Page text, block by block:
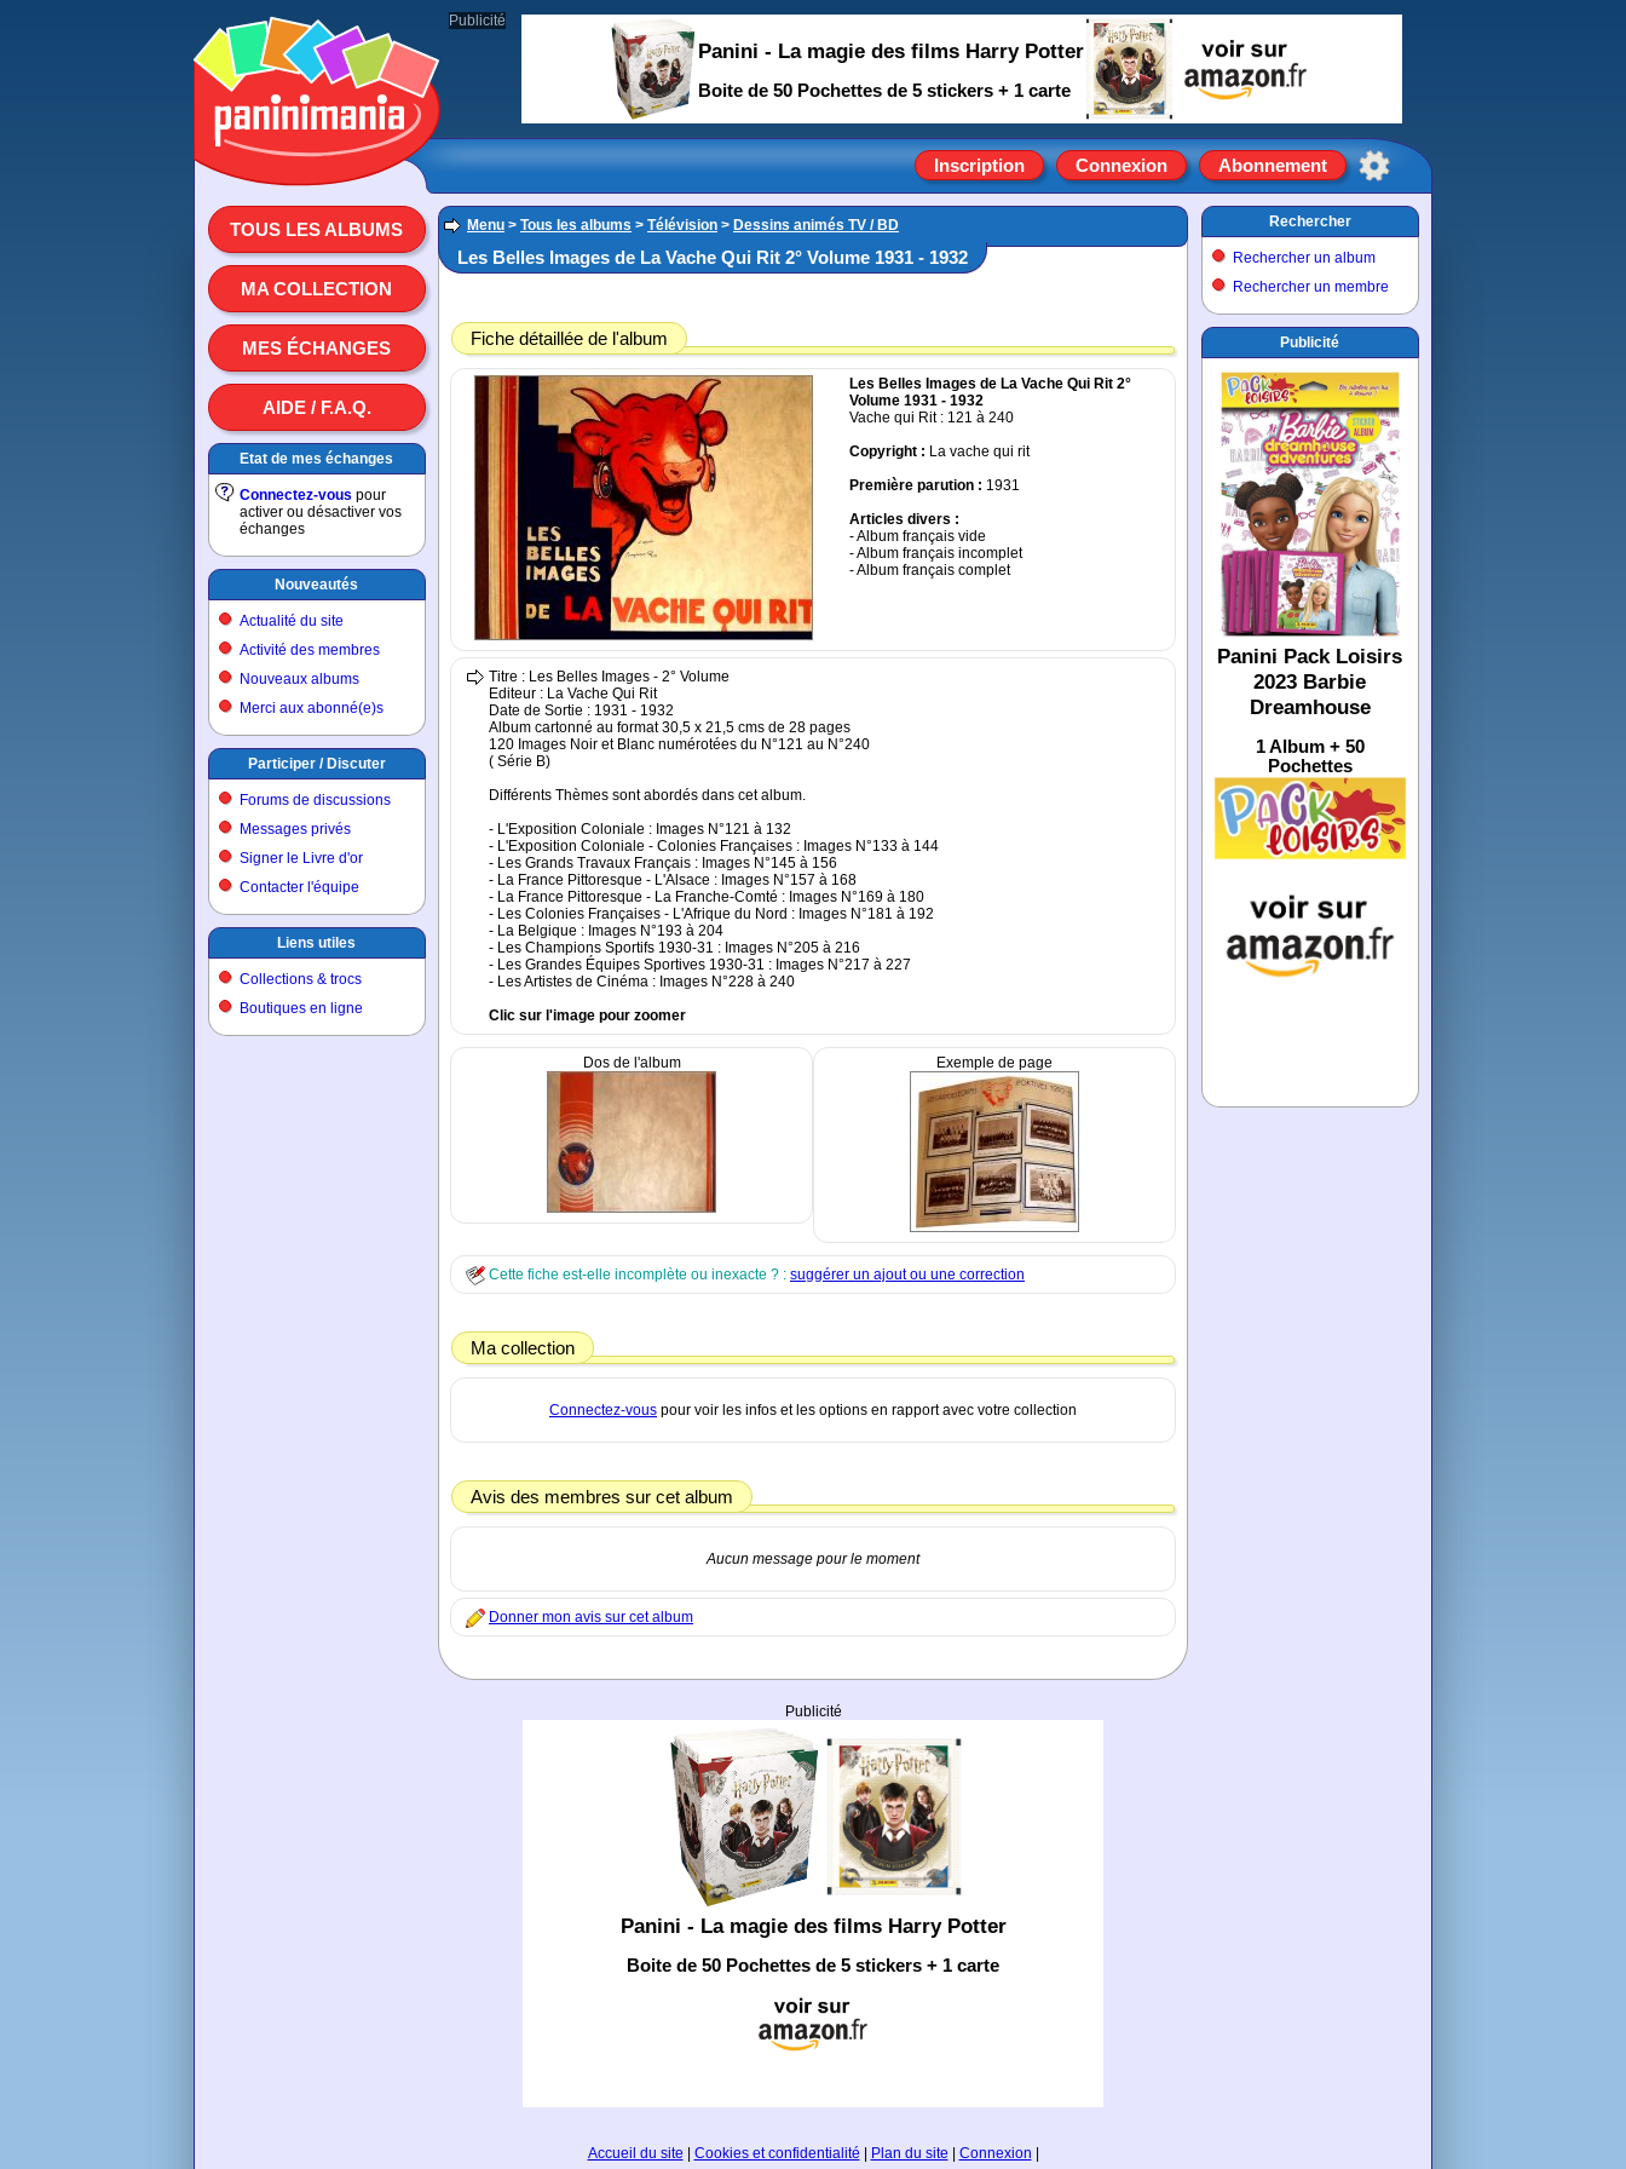
Inscription Connexion Abonnement
TOUS LES ALBUMS
MA COLLECTION
MES ÉCHANGES
AIDE / F.A.Q.
Etat de mes échanges
Connectez-vous pour
activer ou désactiver vos
échanges
Nouveautés
Actualité du site
Activité des membres
Nouveaux albums
Merci aux abonné(e)s
Participer / Discuter
Forums de discussions
Messages privés
Signer le Livre d'or
Contacter l'équipe
Liens utiles
Collections & trocs
Boutiques en ligne
Menu > Tous les albums > Télévision > Dessins animés TV / BD
Les Belles Images de La Vache Qui Rit 2° Volume 1931 - 1932
Fiche détaillée de l'album
Les Belles Images de La Vache Qui Rit 2°
Volume 1931 - 1932
Vache qui Rit : 121 à 240
Copyright : La vache qui rit
Première parution : 1931
Articles divers :
- Album français vide
- Album français incomplet
- Album français complet
Titre : Les Belles Images - 2° Volume
Editeur : La Vache Qui Rit
Date de Sortie : 1931 - 1932
Album cartonné au format 30,5 x 21,5 cms de 28 pages
120 Images Noir et Blanc numérotées du N°121 au N°240
( Série B)
Différents Thèmes sont abordés dans cet album.
- L'Exposition Coloniale : Images N°121 à 132
- L'Exposition Coloniale - Colonies Françaises : Images N°133 à 144
- Les Grands Travaux Français : Images N°145 à 156
- La France Pittoresque - L'Alsace : Images N°157 à 168
- La France Pittoresque - La Franche-Comté : Images N°169 à 180
- Les Colonies Françaises - L'Afrique du Nord : Images N°181 à 192
- La Belgique : Images N°193 à 204
- Les Champions Sportifs 1930-31 : Images N°205 à 216
- Les Grandes Équipes Sportives 1930-31 : Images N°217 à 227
- Les Artistes de Cinéma : Images N°228 à 240
Clic sur l'image pour zoomer
Dos de l'album Exemple de page
Cette fiche est-elle incomplète ou inexacte ? : suggérer un ajout ou une correction
Ma collection
Connectez-vous pour voir les infos et les options en rapport avec votre collection
Avis des membres sur cet album
Aucun message pour le moment
Donner mon avis sur cet album
Publicité
Panini - La magie des films Harry Potter
Boite de 50 Pochettes de 5 stickers + 1 carte
Accueil du site Cookies et confidentialité Plan du site Connexion
Rechercher
Rechercher un album
Rechercher un membre
Publicité
Panini Pack Loisirs
2023 Barbie
Dreamhouse
1 Album + 50
Pochettes
Publicité
Panini - La magie des films Harry Potter
Boite de 50 Pochettes de 5 stickers + 1 carte